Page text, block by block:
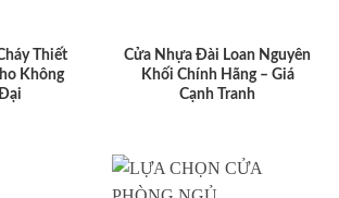
Thiết
Không
Cửa Nhựa Đài Loan Nguyên
Khối Chính Hãng – Giá
Cạnh Tranh